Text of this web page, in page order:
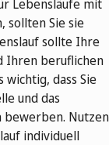
Lebensläufe mit
sollten Sie sie
sollte Ihre
Ihren beruflichen
dass Sie
und das
bewerben. Nutzen
individuell